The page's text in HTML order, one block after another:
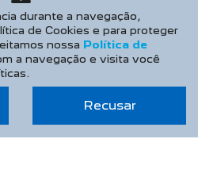
Confiance
Recall
Acessórios
de Serviços
durante a navegação,
de Cookies e para proteger
nossa Política de
a navegação e visita você
Recusar